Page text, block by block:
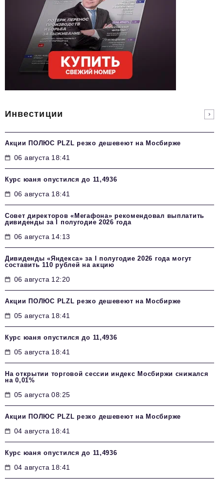
Инвестиции
Акции ПОЛЮС PLZL резко дешевеют на Мосбирже
06 августа 18:41
Курс юаня опустился до 11,4936
06 августа 18:41
Совет директоров «Мегафона» рекомендовал выплатить
дивиденды за I полугодие 2026 года
06 августа 14:13
Дивиденды «Яндекса» за I полугодие 2026 года могут
составить 110 рублей на акцию
06 августа 12:20
Акции ПОЛЮС PLZL резко дешевеют на Мосбирже
05 августа 18:41
Курс юаня опустился до 11,4936
05 августа 18:41
На открытии торговой сессии индекс Мосбиржи снижался
на 0,01%
05 августа 08:25
Акции ПОЛЮС PLZL резко дешевеют на Мосбирже
04 августа 18:41
Курс юаня опустился до 11,4936
04 августа 18:41